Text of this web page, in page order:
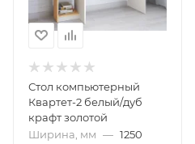
Стол компьютерный
Квартет-2 белый/дуб
крафт золотой
Ширина, мм — 1250